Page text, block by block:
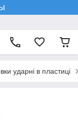
ударні в пластиці